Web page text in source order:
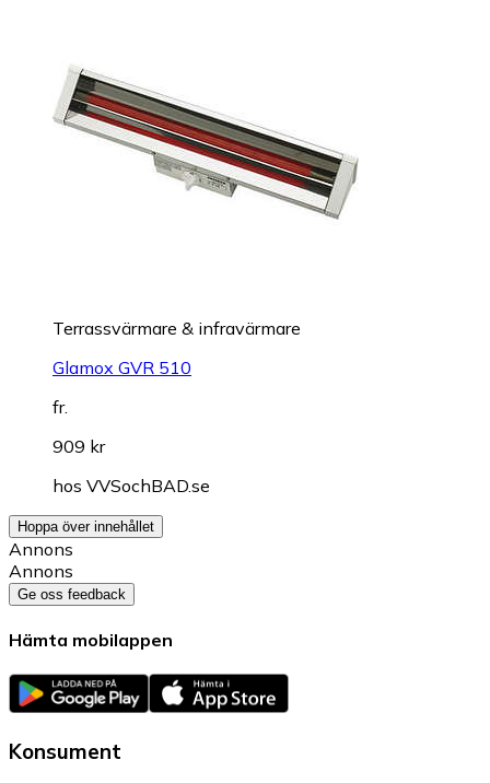
Terrassvärmare & infravärmare
Glamox GVR 510
fr.
909 kr
hos VVSochBAD.se
Hoppa över innehållet
Annons
Annons
Ge oss feedback
Hämta mobilappen
Konsument